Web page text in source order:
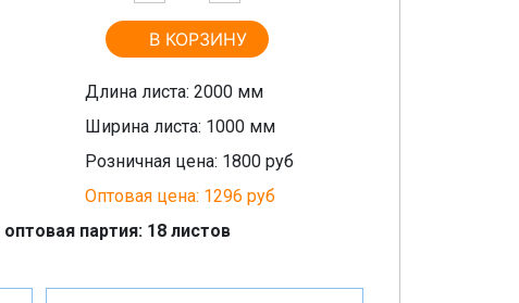
В КОРЗИНУ
Длина листа: 2000 мм
Ширина листа: 1000 мм
Розничная цена: 1800 руб
Оптовая цена: 1296 руб
партия: 18 листов